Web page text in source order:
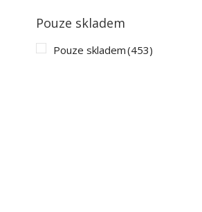
MSI (29)
Pouze skladem
Pouze skladem(453)